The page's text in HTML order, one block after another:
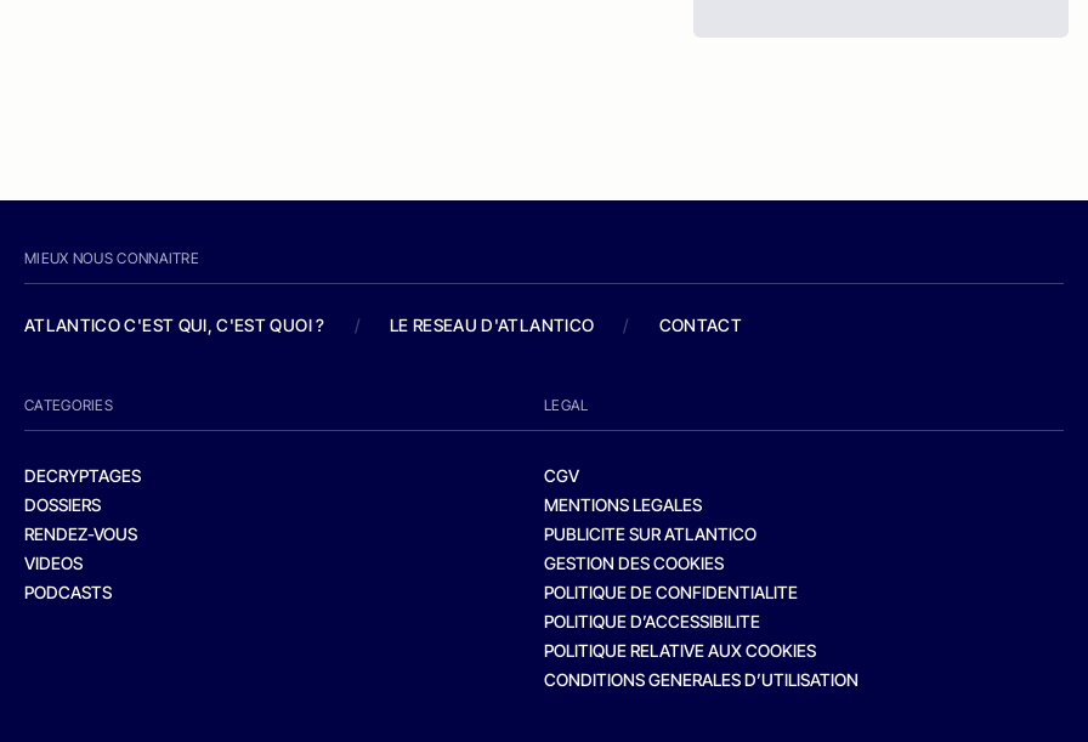
MIEUX NOUS CONNAITRE
ATLANTICO C'EST QUI, C'EST QUOI ? / LE RESEAU D'ATLANTICO / CONTACT
CATEGORIES
DECRYPTAGES
DOSSIERS
RENDEZ-VOUS
VIDEOS
PODCASTS
LEGAL
CGV
MENTIONS LEGALES
PUBLICITE SUR ATLANTICO
GESTION DES COOKIES
POLITIQUE DE CONFIDENTIALITE
POLITIQUE D’ACCESSIBILITE
POLITIQUE RELATIVE AUX COOKIES
CONDITIONS GENERALES D’UTILISATION